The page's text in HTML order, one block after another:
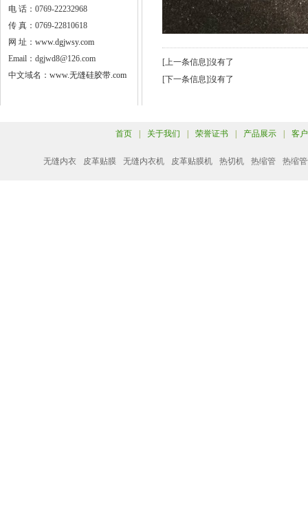
电 话：0769-22232968
传 真：0769-22810618
网 址： www.dgjwsy.com
Email：dgjwd8@126.com
中文域名： www.无缝硅胶带.com
[上一条信息]沒有了
[下一条信息]沒有了
首页 | 关于我们 | 荣誉证书 | 产品展示 | 客
无缝内衣 皮革贴膜 无缝内衣机 皮革贴膜机 热切机 热缩管 热缩